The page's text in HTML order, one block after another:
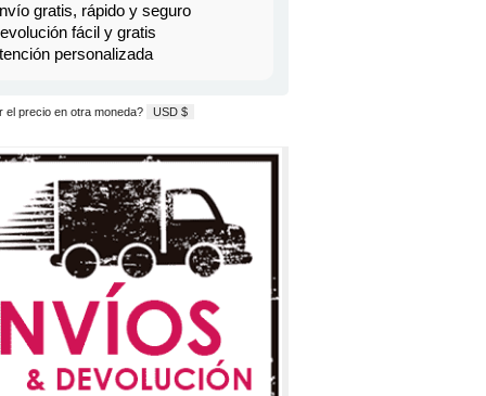
gratis, rápido y seguro
fácil y gratis
personalizada
el precio en otra moneda? USD $